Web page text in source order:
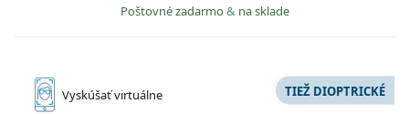
Poštovné zadarmo& na sklade
Vyskúšaťvirtuálne TIEŽ DIOPTRICKÉ